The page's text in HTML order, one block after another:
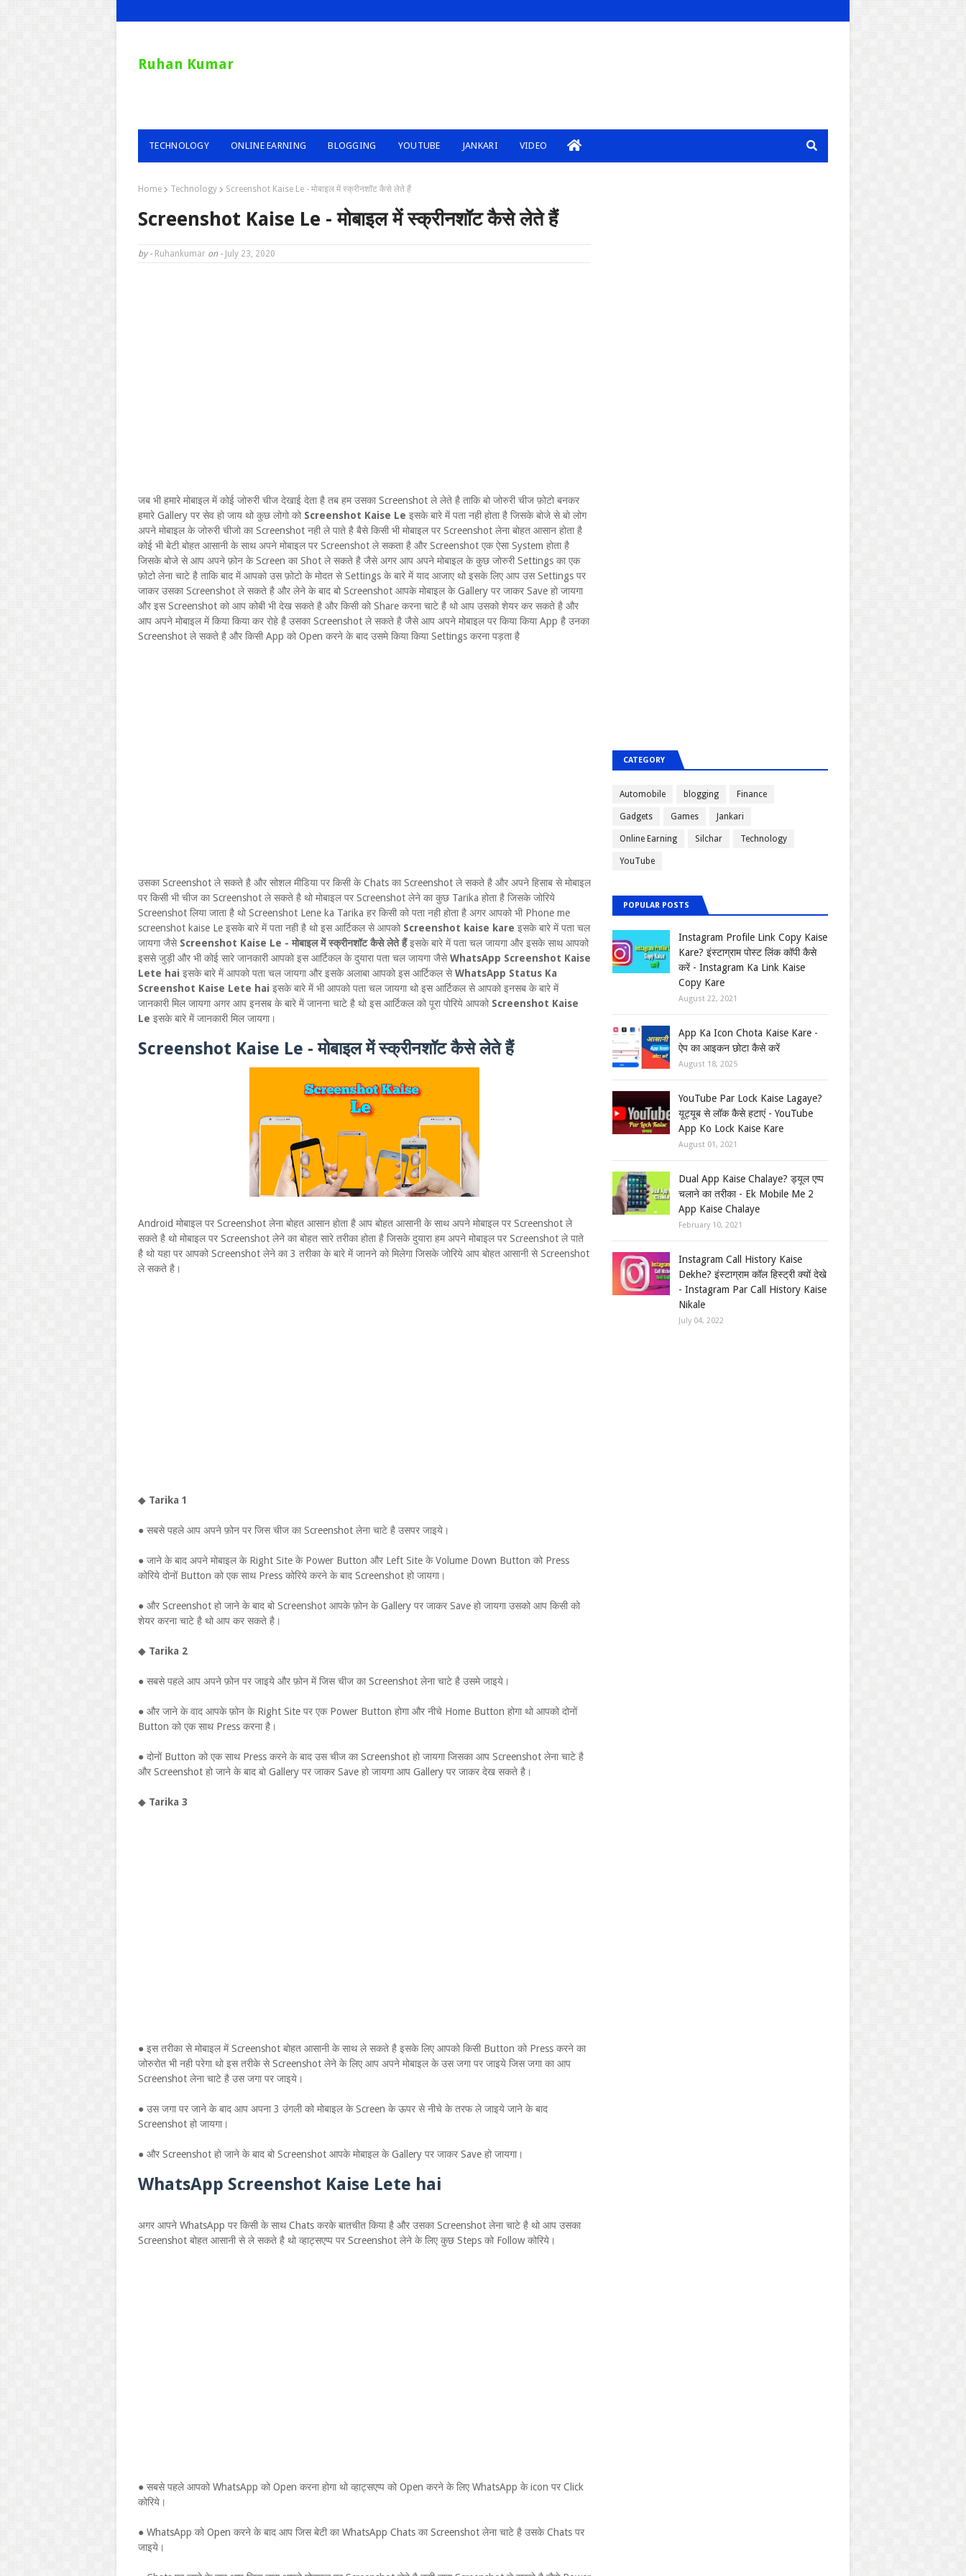
Ruhan Kumar
TECHNOLOGY ONLINE EARNING BLOGGING YOUTUBE JANKARI VIDEO
Home Technology Screenshot Kaise Le - मोबाइल में स्क्रीनशॉट कैसे लेते हैं
Screenshot Kaise Le - मोबाइल में स्क्रीनशॉट कैसे लेते हैं
by - Ruhankumar on - July 23, 2020
जब भी हमारे मोबाइल में कोई जोरुरी चीज देखाई देता है तब हम उसका Screenshot ले लेते है ताकि बो जोरुरी चीज फ़ोटो बनकर
हमारे Gallery पर सेव हो जाय थो कुछ लोगो को Screenshot Kaise Le इसके बारे में पता नही होता है जिसके बोजे से बो लोग
अपने मोबाइल के जोरुरी चीजो का Screenshot नही ले पाते है बैसे किसी भी मोबाइल पर Screenshot लेना बोहत आसान होता है
कोई भी बेटी बोहत आसानी के साथ अपने मोबाइल पर Screenshot ले सकता है और Screenshot एक ऐसा System होता है
जिसके बोजे से आप अपने फ़ोन के Screen का Shot ले सकते है जैसे अगर आप अपने मोबाइल के कुछ जोरुरी Settings का एक
फ़ोटो लेना चाटे है ताकि बाद में आपको उस फ़ोटो के मोदत से Settings के बारे में याद आजाए थो इसके लिए आप उस Settings पर
जाकर उसका Screenshot ले सकते है और लेने के बाद बो Screenshot आपके मोबाइल के Gallery पर जाकर Save हो जायगा
और इस Screenshot को आप कोबी भी देख सकते है और किसी को Share करना चाटे है थो आप उसको शेयर कर सकते है और
आप अपने मोबाइल में किया किया कर रोहे है उसका Screenshot ले सकते है जैसे आप अपने मोबाइल पर किया किया App है उनका
Screenshot ले सकते है और किसी App को Open करने के बाद उसमे किया किया Settings करना पड़ता है
उसका Screenshot ले सकते है और सोशल मीडिया पर किसी के Chats का Screenshot ले सकते है और अपने हिसाब से मोबाइल
पर किसी भी चीज का Screenshot ले सकते है थो मोबाइल पर Screenshot लेने का कुछ Tarika होता है जिसके जोरिये
Screenshot लिया जाता है थो Screenshot Lene ka Tarika हर किसी को पता नही होता है अगर आपको भी Phone me
screenshot kaise Le इसके बारे में पता नही है थो इस आर्टिकल से आपको Screenshot kaise kare इसके बारे में पता चल
जायगा जैसे Screenshot Kaise Le - मोबाइल में स्क्रीनशॉट कैसे लेते हैंइसके बारे में पता चल जायगा और इसके साथ आपको
इससे जुड़ी और भी कोई सारे जानकारी आपको इस आर्टिकल के दुयारा पता चल जायगा जैसेWhatsApp Screenshot Kaise
Lete hai इसके बारे में आपको पता चल जायगा और इसके अलाबा आपको इस आर्टिकल सेWhatsApp Status Ka
Screenshot Kaise Lete hai इसके बारे में भी आपको पता चल जायगा थो इस आर्टिकल से आपको इनसब के बारे में
जानकारी मिल जायगा अगर आप इनसब के बारे में जानना चाटे है थो इस आर्टिकल को पूरा पोरिये आपको Screenshot Kaise
Le इसके बारे में जानकारी मिल जायगा।
Screenshot Kaise Le - मोबाइल में स्क्रीनशॉट कैसे लेते हैं
Android मोबाइल पर Screenshot लेना बोहत आसान होता है आप बोहत आसानी के साथ अपने मोबाइल पर Screenshot ले
सकते है थो मोबाइल पर Screenshot लेने का बोहत सारे तरीका होता है जिसके दुयारा हम अपने मोबाइल पर Screenshot ले पाते
है थो यहा पर आपको Screenshot लेने का 3 तरीका के बारे में जानने को मिलेगा जिसके जोरिये आप बोहत आसानी से Screenshot
ले सकते है।
◆ Tarika 1
● सबसे पहले आप अपने फ़ोन पर जिस चीज का Screenshot लेना चाटे है उसपर जाइये।
● जाने के बाद अपने मोबाइल के Right Site के Power Button और Left Site के Volume Down Button को Press
कोरिये दोनों Button को एक साथ Press कोरिये करने के बाद Screenshot हो जायगा।
● और Screenshot हो जाने के बाद बो Screenshot आपके फ़ोन के Gallery पर जाकर Save हो जायगा उसको आप किसी को
शेयर करना चाटे है थो आप कर सकते है।
◆ Tarika 2
● सबसे पहले आप अपने फ़ोन पर जाइये और फ़ोन में जिस चीज का Screenshot लेना चाटे है उसमे जाइये।
● और जाने के वाद आपके फ़ोन के Right Site पर एक Power Button होगा और नीचे Home Button होगा थो आपको दोनों
Button को एक साथ Press करना है।
● दोनों Button को एक साथ Press करने के बाद उस चीज का Screenshot हो जायगा जिसका आप Screenshot लेना चाटे है
और Screenshot हो जाने के बाद बो Gallery पर जाकर Save हो जायगा आप Gallery पर जाकर देख सकते है।
◆ Tarika 3
● इस तरीका से मोबाइल में Screenshot बोहत आसानी के साथ ले सकते है इसके लिए आपको किसी Button को Press करने का
जोरुरोत भी नही परेगा थो इस तरीके से Screenshot लेने के लिए आप अपने मोबाइल के उस जगा पर जाइये जिस जगा का आप
Screenshot लेना चाटे है उस जगा पर जाइये।
● उस जगा पर जाने के बाद आप अपना 3 उंगली को मोबाइल के Screen के ऊपर से नीचे के तरफ ले जाइये जाने के बाद
Screenshot हो जायगा।
● और Screenshot हो जाने के बाद बो Screenshot आपके मोबाइल के Gallery पर जाकर Save हो जायगा।
WhatsApp Screenshot Kaise Lete hai
अगर आपने WhatsApp पर किसी के साथ Chats करके बातचीत किया है और उसका Screenshot लेना चाटे है थो आप उसका
Screenshot बोहत आसानी से ले सकते है थो व्हाट्सएप्प पर Screenshot लेने के लिए कुछ Steps को Follow कोरिये।
● सबसे पहले आपको WhatsApp को Open करना होगा थो व्हाट्सएप्प को Open करने के लिए WhatsApp के icon पर Click
कोरिये।
● WhatsApp को Open करने के बाद आप जिस बेटी का WhatsApp Chats का Screenshot लेना चाटे है उसके Chats पर
जाइये।
CATEGORY
Automobile blogging Finance
Gadgets Games Jankari
Online Earning Silchar Technology
YouTube
POPULAR POSTS
Instagram Profile Link Copy Kaise
Kare? इंस्टाग्राम पोस्ट लिंक कॉपी कैसे
करें - Instagram Ka Link Kaise
Copy Kare
August 22, 2021
App Ka Icon Chota Kaise Kare -
ऐप का आइकन छोटा कैसे करें
August 18, 2025
YouTube Par Lock Kaise Lagaye?
यूट्यूब से लॉक कैसे हटाएं - YouTube
App Ko Lock Kaise Kare
August 01, 2021
Dual App Kaise Chalaye? ड्यूल एप्प
चलाने का तरीका - Ek Mobile Me 2
App Kaise Chalaye
February 10, 2021
Instagram Call History Kaise
Dekhe? इंस्टाग्राम कॉल हिस्ट्री क्यों देखे
- Instagram Par Call History Kaise
Nikale
July 04, 2022